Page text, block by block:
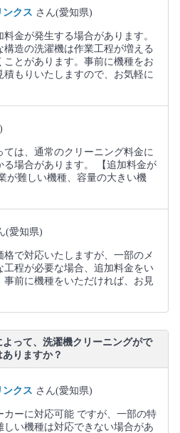
クス さん(愛知県)
金が発生する場合があります。
造の洗濯機は作業工程が増える
とがあります。事前に機種をお
もりいたしますので、お気軽に
は、通常のクリーニング料金に
る場合があります。 【追加料金が
が難しい機種、容量の大きい機
(愛知県)
で対応いたしますが、一部のメ
工程が必要な場合、追加料金をい
前に機種をいただければ、お見
って、洗濯機クリーニングがで
りますか？
クス さん(愛知県)
ーに対応可能 ですが、一部の特
い機種は対応できない場合があ